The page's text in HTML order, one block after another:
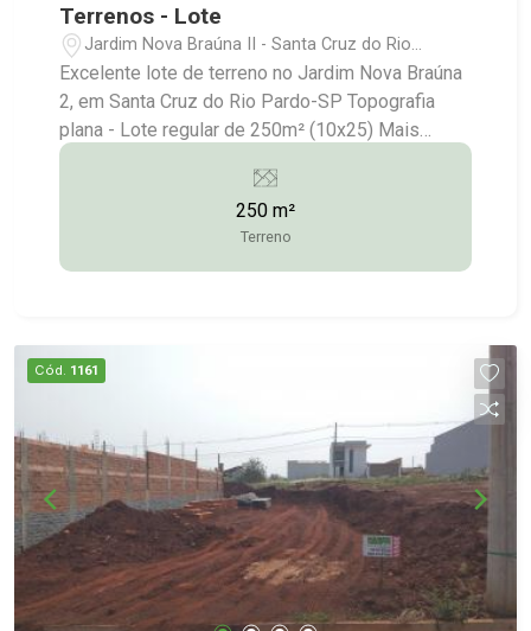
Terrenos - Lote
Jardim Nova Braúna II - Santa Cruz do Rio
Pardo/SP
Excelente lote de terreno no Jardim Nova Braúna
2, em Santa Cruz do Rio Pardo-SP Topografia
plana - Lote regular de 250m² (10x25) Mais
informações: (14) 3372-2528 / (14) 99743-9789
(Eduardo - Vendas) / vendas@imobstatus.com.br
250 m²
Terreno
Cód. 1161